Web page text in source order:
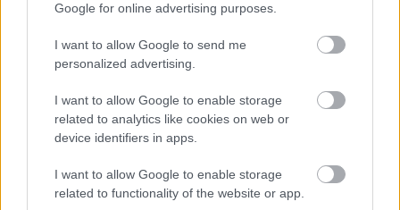
Google for online advertising purposes.
I want to allow Google to send me
personalized advertising.
I want to allow Google to enable storage
related to analytics like cookies on web or
device identifiers in apps.
I want to allow Google to enable storage
related to functionality of the website or app.
A világ legkülönlegesebb helyei - II.
Misztikus sóföldek, jégbefagyott tájak és kiszáradt
homoksivatagok is szerepelnek a világ
legkülönlegesebb helyei között, melyek garantáltan
ámulatba ejtenek mindenkit. Neked melyik a
kedvenced? A cikksorozat további részei: 1. rész / 2.